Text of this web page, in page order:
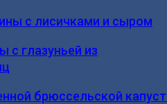
с лисичками и сыром
с глазуньей из
брюссельской